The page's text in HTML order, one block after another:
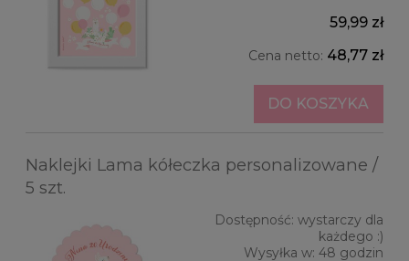
59,99 zł
Cena netto: 48,77 zł
DO KOSZYKA
Naklejki Lama kółeczka personalizowane /
5 szt.
Dostępność: wystarczy dla
każdego :)
Wysyłka w: 48 godzin